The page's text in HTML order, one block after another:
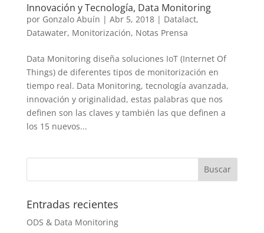
Innovación y Tecnología, Data Monitoring
por Gonzalo Abuín | Abr 5, 2018| Datalact,
Datawater, Monitorización, Notas Prensa
Data Monitoring diseña soluciones IoT (Internet Of
Things) de diferentes tipos de monitorización en
tiempo real. Data Monitoring, tecnología avanzada,
innovación y originalidad, estas palabras que nos
definen son las claves y también las que definen a
los 15 nuevos...
Entradas recientes
ODS & Data Monitoring